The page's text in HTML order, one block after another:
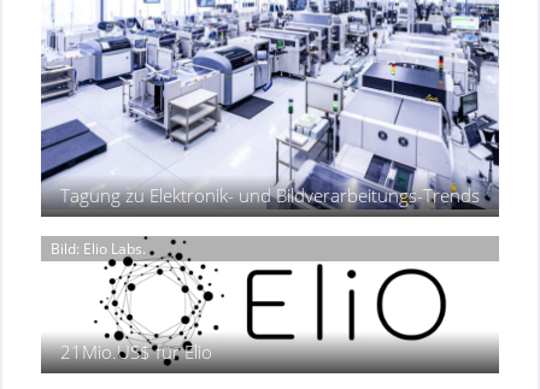
n
n
u
n
g
w
s
N
i
h
2
6
z
u
r
T
h
e
m
o
g
r
a
f
i
e
i
ä
r
t
P
s
e
n
z
n
E
M
E
Tagung zu Elektronik- und Bildverarbeitungs-Trends
Bild: Elio Labs.
21Mio.US$ für Elio